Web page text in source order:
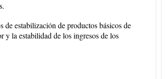
estabilización de productos básicos de
y la estabilidad de los ingresos de los